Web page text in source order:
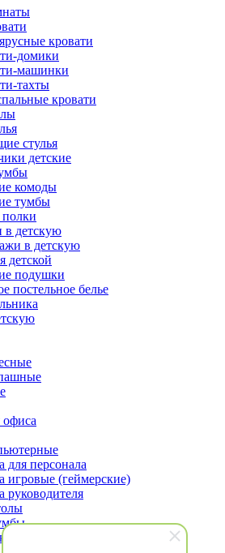
кровати
домики
машинки
тахты
кровати
стулья
детские
комоды
тумбы
в детскую
в детскую
детской
подушки
постельное белье
для персонала
игровые (геймерские)
руководителя
и стеллажи